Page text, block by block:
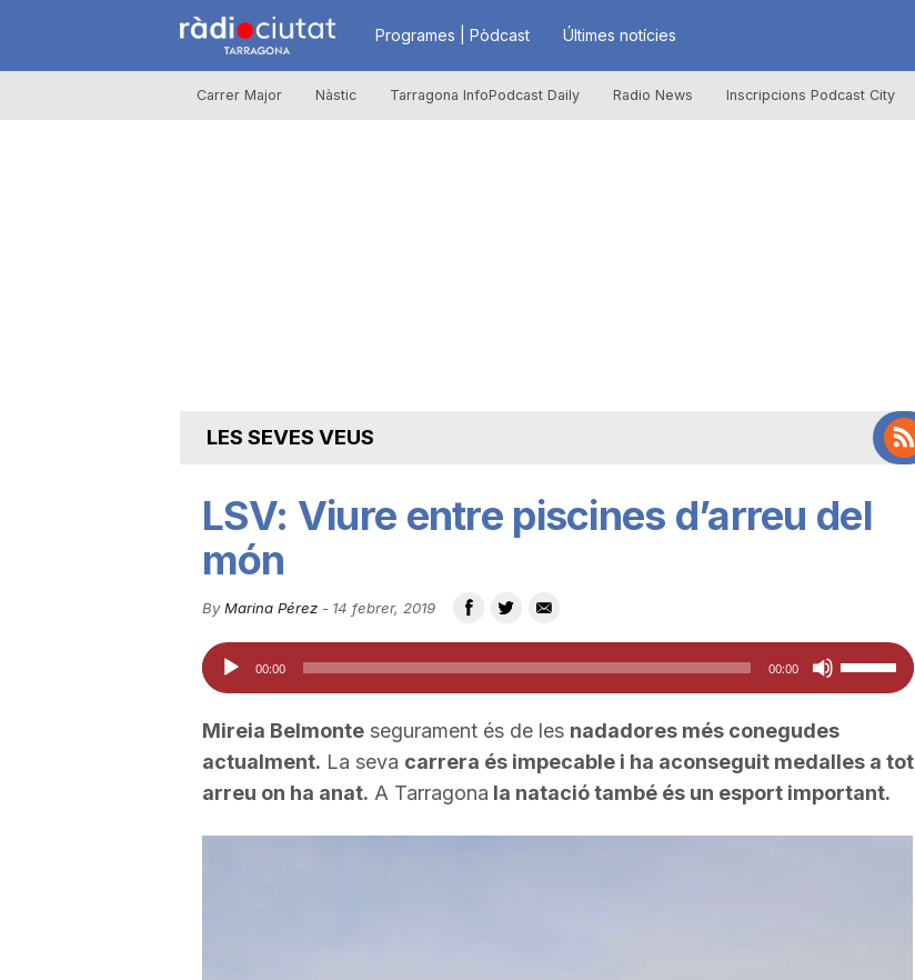
R
à
u
t
a
Programes | Pòdcast Últimes notícies
Carrer Major Nàstic Tarragona InfoPodcast Daily Radio News Inscripcions Podcast City
LES SEVES VEUS
LSV: Viure entre piscines d’arreu del
món
By Marina Pérez- 14 febrer, 2019
Reproductor
d'àudio
00:00 00:00
Feu
servir
les
tecles
de
Mireia Belmontesegurament és de les nadadores més conegudes
actualment. La seva carrera és impecable i ha aconseguit medalles a tot
arreu on ha anat. A Tarragona la natació també és un esport important.